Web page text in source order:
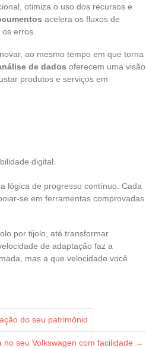
otimiza o uso dos recursos e
acelera os fluxos de
erros.
ao mesmo tempo em que torna
de dados oferecem uma visão
produtos e serviços em
digital.
lógica de progresso contínuo. Cada
se em ferramentas comprovadas
por tijolo, até transformar
de adaptação faz a
mas a que velocidade você
do seu patrimônio
seu Volkswagen com facilidade →